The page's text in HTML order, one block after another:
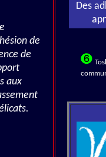
de
de
aux
Des